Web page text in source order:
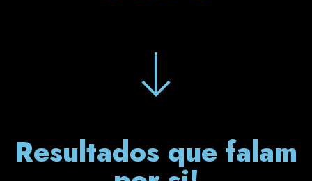
Resultados que falam